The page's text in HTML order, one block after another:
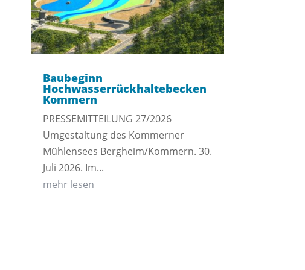
Baubeginn
Hochwasserrückhaltebecken
Kommern
PRESSEMITTEILUNG 27/2026
Umgestaltung des Kommerner
Mühlensees Bergheim/Kommern. 30.
Juli 2026. Im...
mehr lesen